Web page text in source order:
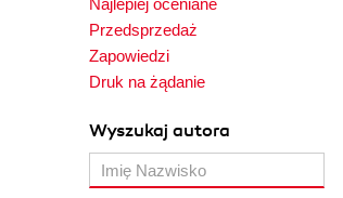
Najlepiej oceniane
Przedsprzedaż
Zapowiedzi
Druk na żądanie
Wyszukaj autora